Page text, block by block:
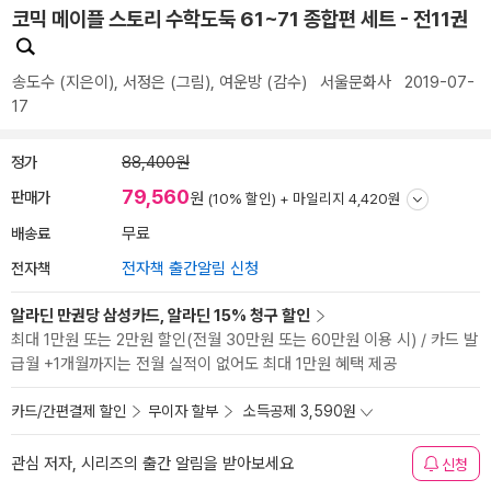
코믹 메이플 스토리 수학도둑 61~71 종합편 세트 - 전11권
송도수 (지은이), 서정은 (그림), 여운방 (감수) 서울문화사 2019-07-
17
정가 88,400원
판매가 79,560원 (10% 할인) + 마일리지 4,420원
배송료 무료
전자책 전자책 출간알림 신청
알라딘 만권당 삼성카드, 알라딘 15% 청구 할인
최대 1만원 또는 2만원 할인(전월 30만원 또는 60만원 이용 시) / 카드 발
급월 +1개월까지는 전월 실적이 없어도 최대 1만원 혜택 제공
카드/간편결제 할인 무이자 할부 소득공제 3,590원
관심 저자, 시리즈의 출간 알림을 받아보세요 신청